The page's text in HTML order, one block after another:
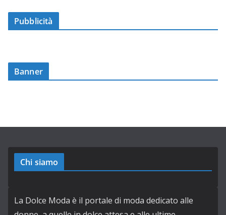
Pubblicità
Banner
Chi siamo
La Dolce Moda è il portale di moda dedicato alle